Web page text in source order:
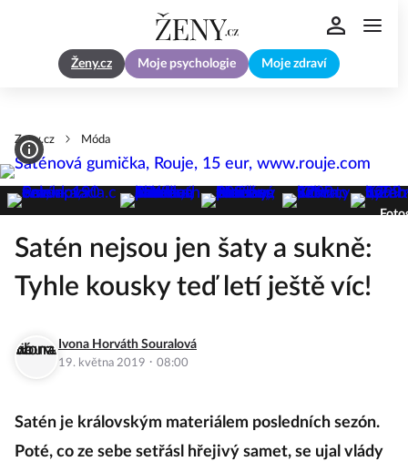
Ženy.cz Moje psychologie Moje zdraví
Zeny.cz Móda
Satén nejsou jen šaty a sukně:
Tyhle kousky teď letí ještě víc!
Ivona Horváth Souralová
19. května 2019 · 08:00
Satén je královským materiálem posledních sezón.
Poté, co ze sebe setřásl hřejivý samet, se ujal vlády